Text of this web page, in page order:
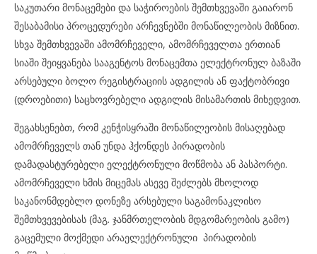
საკუთარი მონაცემები და საჭიროების შემთხვევაში გაიარონ
შესაბამისი პროცედურები არჩევნებში მონაწილეობის მიზნით.
სხვა შემთხვევაში ამომრჩეველი, ამომრჩეველთა ერთიან
სიაში შეიყვანება სააგენტოს მონაცემთა ელექტრონულ ბაზაში
არსებული ბოლო რეგისტრაციის ადგილის ან ფაქტობრივი
(დროებითი) საცხოვრებელი ადგილის მისამართის მიხედვით.
შეგახსენებთ, რომ კენჭისყრაში მონაწილეობის მისაღებად
ამომრჩეველს თან უნდა ჰქონდეს პირადობის
დამადასტურებელი ელექტრონული მოწმობა ან პასპორტი.
ამომრჩეველი ხმის მიცემას ასევე შეძლებს მხოლოდ
საკანონმდებლო დონეზე არსებული საგამონაკლისო
შემთხვევებისას (მაგ. ჯანმრთელობის მდგომარეობის გამო)
გაცემული მოქმედი არაელექტრონული პირადობის